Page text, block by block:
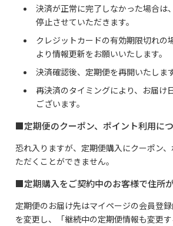
決済が正常に完了しなかった場合は
停止させていただきます。
クレジットカードの有効期限切れの
より情報更新をお願いいたします。
決済確認後、定期便を再開いたします
再決済のタイミングにより、お届け
ございます。
■定期便のクーポン、ポイント利用に
恐れ入りますが、定期便購入にクーポン
ただくことができません。
■定期購入をご契約中のお客様で住所
定期便のお届け先はマイページの会員登
を変更し、「継続中の定期便情報も変更